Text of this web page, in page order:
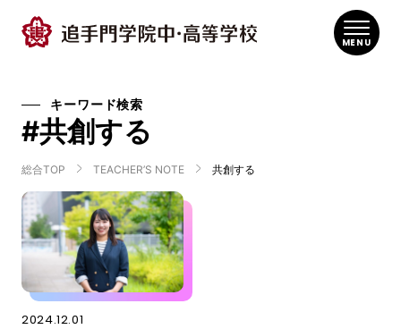
MENU
キーワード検索
#共創する
総合TOP TEACHER’S NOTE 共創する
2024.12.01